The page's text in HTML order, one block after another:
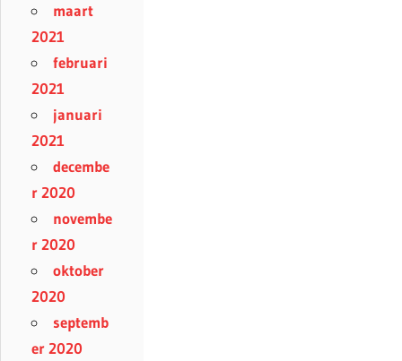
maart
2021
februari
2021
januari
2021
decembe
r 2020
novembe
r 2020
oktober
2020
septemb
er 2020